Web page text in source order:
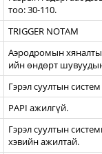
тоо: 30-110.
TRIGGER NOTAM
Аэродромын
ийн өндөрт
Гэрэл суултын
PAPI ажилгүй.
Гэрэл суултын
хэвийн ажилтай.